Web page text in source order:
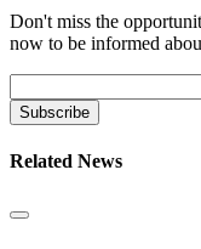
Don't miss the
now to be informed
Related News